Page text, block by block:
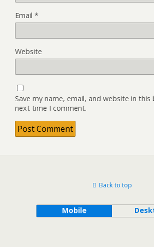
Email *
Website
Save my name, email, and website in
next time I comment.
Back to top
Mobile